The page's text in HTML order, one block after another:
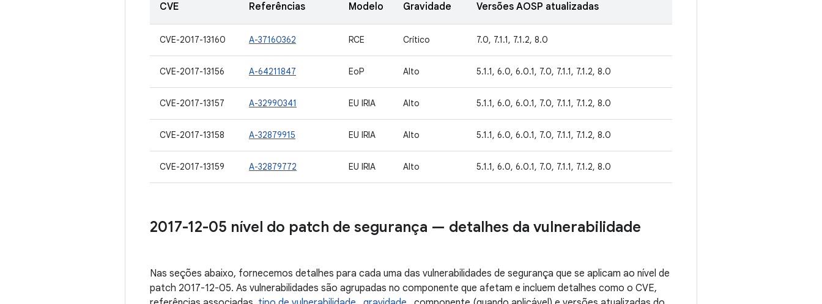
CVE Referências Modelo Gravidade Versões AOSP atualizadas
CVE-2017-13160 A-37160362 RCE Crítico 7.0, 7.1.1, 7.1.2, 8.0
CVE-2017-13156 A-64211847 EoP Alto 5.1.1, 6.0, 6.0.1, 7.0, 7.1.1, 7.1.2, 8.0
CVE-2017-13157 A-32990341 EU IRIA Alto 5.1.1, 6.0, 6.0.1, 7.0, 7.1.1, 7.1.2, 8.0
CVE-2017-13158 A-32879915 EU IRIA Alto 5.1.1, 6.0, 6.0.1, 7.0, 7.1.1, 7.1.2, 8.0
CVE-2017-13159 A-32879772 EU IRIA Alto 5.1.1, 6.0, 6.0.1, 7.0, 7.1.1, 7.1.2, 8.0
2017-12-05 nível do patch de segurança — detalhes da vulnerabilidade
Nas seções abaixo, fornecemos detalhes para cada uma das vulnerabilidades de segurança que se aplicam ao nível de
patch 2017-12-05. As vulnerabilidades são agrupadas no componente que afetam e incluem detalhes como o CVE,